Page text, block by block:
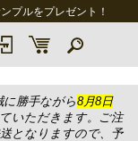
プルをプレゼント！
勝手ながら8月8日
いただきます。ご注
となりますので、予